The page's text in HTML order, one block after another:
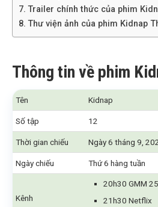
Trailer chính thức của phim
Thư viện ảnh của phim Kidnap
Thông tin về phim
Tên Kidnap
Số tập 12
Thời gian chiếu Ngày 6 tháng 9,
Ngày chiếu Thứ 6 hàng tuần
Kênh
20h30 GMM 25
21h30 Netflix